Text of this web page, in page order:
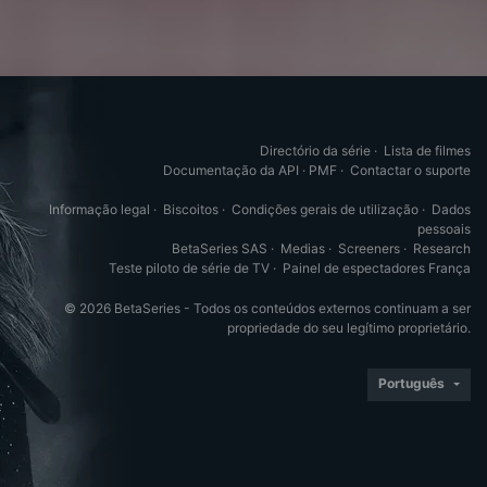
Directório da série · Lista de filmes
Documentação da API · PMF · Contactar o suporte
Informação legal · Biscoitos · Condições gerais de utilização · Dados
pessoais
BetaSeries SAS · Medias · Screeners · Research
Teste piloto de série de TV · Painel de espectadores França
© 2026 BetaSeries - Todos os conteúdos externos continuam a ser
propriedade do seu legítimo proprietário.
Português